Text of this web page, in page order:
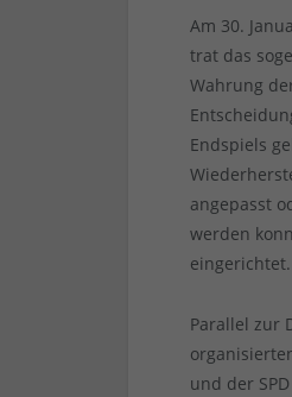
Am 30.
trat das
Wahrung
Endspiels
angepasst
werden
eingerichtet.
Parallel zur
und der